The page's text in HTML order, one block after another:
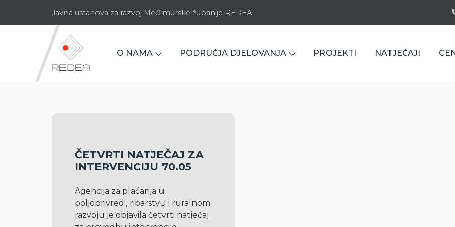
Javna ustanova za razvoj Međimurske županije REDEA
O NAMA PODRUČJA DJELOVANJA PROJEKTI NATJEČAJI
ČETVRTI NATJEČAJ ZA
INTERVENCIJU 70.05
Agencija za plaćanja u
poljoprivredi, ribarstvu i ruralnom
razvoju je objavila četvrti natječaj